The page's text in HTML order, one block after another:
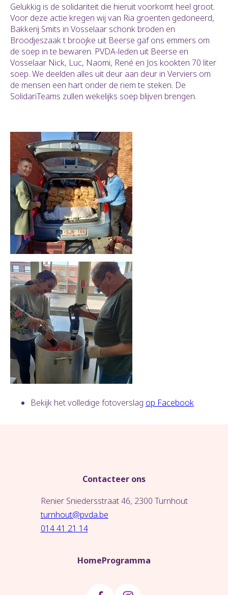
Gelukkig is de solidariteit die hieruit voorkomt heel groot.
Voor deze actie kregen wij van Ria groenten gedoneerd,
Bakkerij Smits in Vosselaar schonk broden en
Broodjeszaak t broojke uit Beerse gaf ons emmers om
de soep in te bewaren. PVDA-leden uit Beerse en
Vosselaar Nick, Luc, Naomi, René en Jos kookten 70 liter
soep. We deelden alles uit deur aan deur in Verviers om
de mensen een hart onder de riem te steken. De
SolidariTeams zullen wekelijks soep blijven brengen.
Bekijk het volledige fotoverslag op Facebook
Contacteer ons
Renier Sniedersstraat 46, 2300 Turnhout
turnhout@pvda.be
014 41 21 14
HomeProgramma